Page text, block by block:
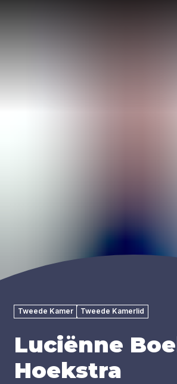
Tweede Kamer Tweede Kamerlid
Luciënne
Hoekstra